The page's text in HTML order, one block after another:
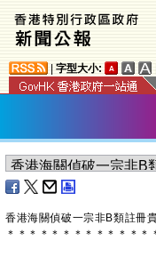
字型大小:
香港海關偵破一宗非B類註冊
＊ ＊ ＊ ＊ ＊ ＊ ＊ ＊ ＊ ＊ ＊ ＊ ＊